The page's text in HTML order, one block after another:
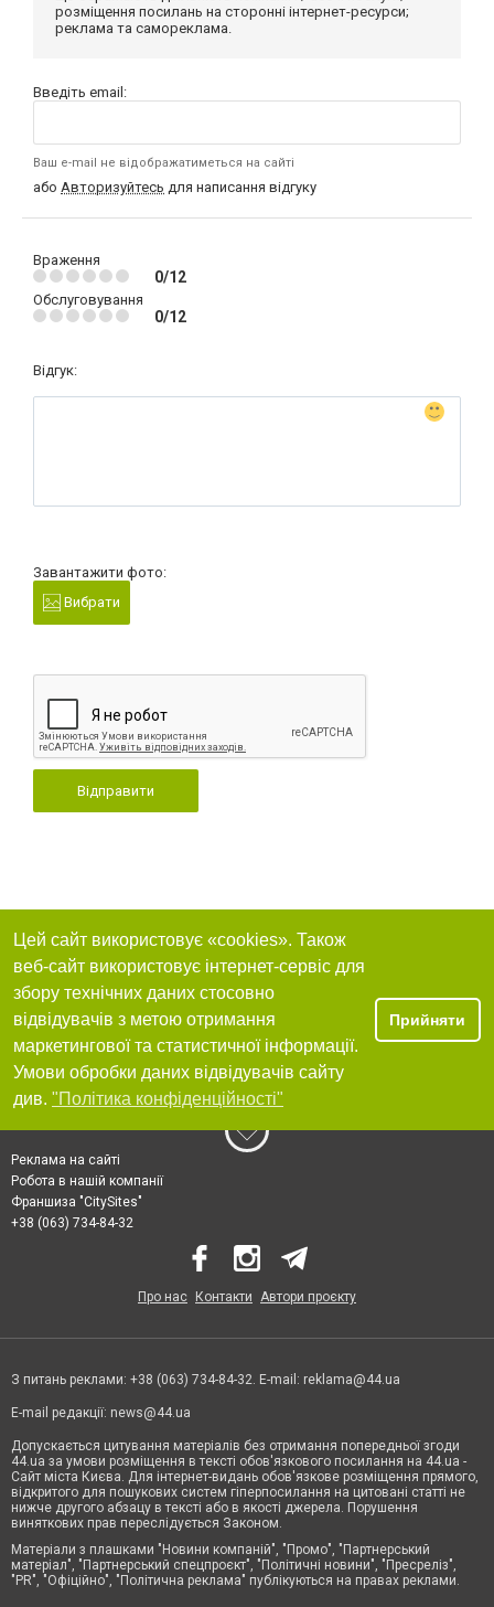
розміщення посилань на сторонні інтернет-ресурси;
реклама та самореклама.
Введіть email:
Ваш e-mail не відображатиметься на сайті
або Авторизуйтесь для написання відгуку
Враження
0/12
Обслуговування
0/12
Відгук:
Завантажити фото:
Вибрати
Відправити
Цей сайт використовує «cookies». Також
веб-сайт використовує інтернет-сервіс для
збору технічних даних стосовно
відвідувачів з метою отримання
маркетингової та статистичної інформації.
Умови обробки даних відвідувачів сайту
див. "Політика конфіденційності"
Прийняти
Реклама на сайті
Робота в нашій компанії
Франшиза "CitySites"
+38 (063) 734-84-32
Про нас Контакти Автори проєкту
З питань реклами: +38 (063) 734-84-32. E-mail: reklama@44.ua
E-mail редакції: news@44.ua
Допускається цитування матеріалів без отримання попередньої згоди
44.ua за умови розміщення в тексті обов'язкового посилання на 44.ua -
Сайт міста Києва. Для інтернет-видань обов'язкове розміщення прямого,
відкритого для пошукових систем гіперпосилання на цитовані статті не
нижче другого абзацу в тексті або в якості джерела. Порушення
виняткових прав переслідується Законом.
Матеріали з плашками "Новини компаній", "Промо", "Партнерський
матеріал", "Партнерський спецпроєкт", "Політичні новини", "Пресреліз",
"PR", "Офіційно", "Політична реклама" публікуються на правах реклами.